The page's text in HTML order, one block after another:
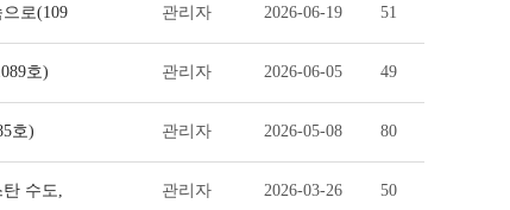
로(109 관리자 2026-06-19 51
호) 관리자 2026-06-05 49
호) 관리자 2026-05-08 80
수도, 관리자 2026-03-26 50